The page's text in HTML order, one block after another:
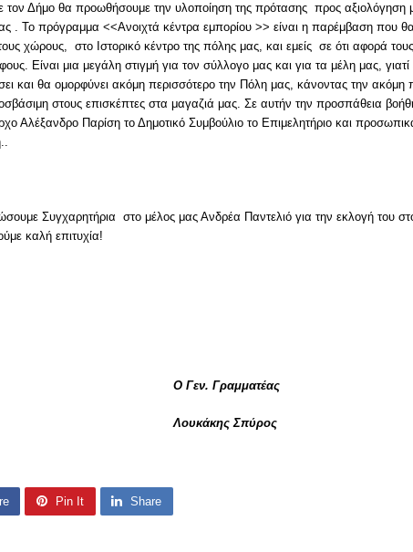
τον Δήμο θα προωθήσουμε την υλοποίηση της πρότασης προς αξιολόγηση
. Το πρόγραμμα <<Ανοιχτά κέντρα εμπορίου >> είναι η παρέμβαση που
χώρους, στο Ιστορικό κέντρο της πόλης μας, και εμείς σε ότι αφορά τους
Είναι μια μεγάλη στιγμή για τον σύλλογο μας και για τα μέλη μας, γιατί
και θα ομορφύνει ακόμη περισσότερο την Πόλη μας, κάνοντας την ακόμη
στους επισκέπτες στα μαγαζιά μας. Σε αυτήν την προσπάθεια
Αλέξανδρο Παρίση το Δημοτικό Συμβούλιο το Επιμελητήριο και
Συγχαρητήρια στο μέλος μας Ανδρέα Παντελιό για την εκλογή του
καλή επιτυχία!
Ο Γεν. Γραμματέας
Λουκάκης Σπύρος
Pin It Share